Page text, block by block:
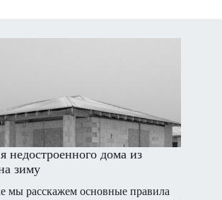
недостроенного дома из
зиму
мы расскажем основные правила